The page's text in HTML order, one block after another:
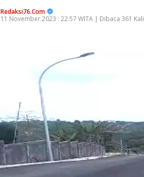
Redaksi76.com
11 November 2023 : 22:57 WITA | Dibaca 361 Kali